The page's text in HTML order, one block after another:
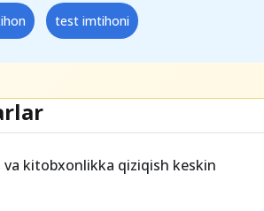
test imtihoni
kitobxonlikka qiziqish keskin